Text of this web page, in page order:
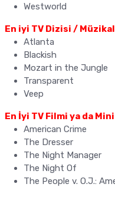
Westworld
En iyi TV Dizisi /
Atlanta
Blackish
Mozart in the Jungle
Transparent
Veep
En İyi TV Filmi ya da
American Crime
The Dresser
The Night Manager
The Night Of
The People v. O.J.: